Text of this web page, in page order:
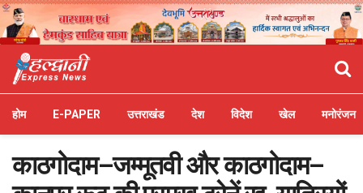
होम E-PAPER उत्तराखंड देश विदेश खेल मनोरंजन
काठगोदाम–जम्मूतवी और काठगोदाम–